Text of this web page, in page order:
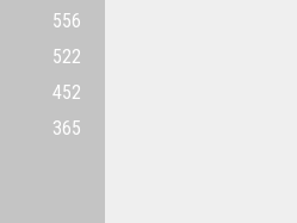
556
522
452
365